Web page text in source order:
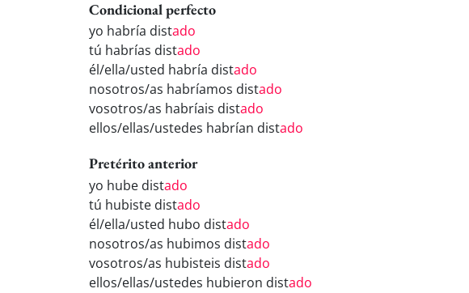
Condicional perfecto
yo habría distado
tú habrías distado
él/ella/usted habría distado
nosotros/as habríamos distado
vosotros/as habríais distado
ellos/ellas/ustedes habrían distado
Pretérito anterior
yo hube distado
tú hubiste distado
él/ella/usted hubo distado
nosotros/as hubimos distado
vosotros/as hubisteis distado
ellos/ellas/ustedes hubieron distado